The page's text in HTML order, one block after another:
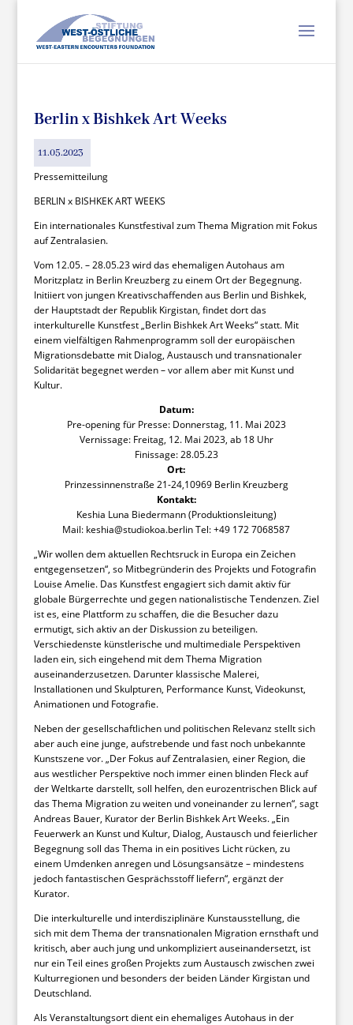
Berlin x Bishkek Art Weeks
11.05.2023
Pressemitteilung
BERLIN x BISHKEK ART WEEKS
Ein internationales Kunstfestival zum Thema Migration mit Fokus
auf Zentralasien.
Vom 12.05. – 28.05.23 wird das ehemaligen Autohaus am
Moritzplatz in Berlin Kreuzberg zu einem Ort der Begegnung.
Initiiert von jungen Kreativschaffenden aus Berlin und Bishkek,
der Hauptstadt der Republik Kirgistan, findet dort das
interkulturelle Kunstfest „Berlin Bishkek Art Weeks“ statt. Mit
einem vielfältigen Rahmenprogramm soll der europäischen
Migrationsdebatte mit Dialog, Austausch und transnationaler
Solidarität begegnet werden – vor allem aber mit Kunst und
Kultur.
Datum:
Pre-opening für Presse: Donnerstag, 11. Mai 2023
Vernissage: Freitag, 12. Mai 2023, ab 18 Uhr
Finissage: 28.05.23
Ort:
Prinzessinnenstraße 21-24,10969 Berlin Kreuzberg
Kontakt:
Keshia Luna Biedermann (Produktionsleitung)
Mail: keshia@studiokoa.berlin Tel: +49 172 7068587
„Wir wollen dem aktuellen Rechtsruck in Europa ein Zeichen
entgegensetzen“, so Mitbegründerin des Projekts und Fotografin
Louise Amelie. Das Kunstfest engagiert sich damit aktiv für
globale Bürgerrechte und gegen nationalistische Tendenzen. Ziel
ist es, eine Plattform zu schaffen, die die Besucher dazu
ermutigt, sich aktiv an der Diskussion zu beteiligen.
Verschiedenste künstlerische und multimediale Perspektiven
laden ein, sich eingehend mit dem Thema Migration
auseinanderzusetzen. Darunter klassische Malerei,
Installationen und Skulpturen, Performance Kunst, Videokunst,
Animationen und Fotografie.
Neben der gesellschaftlichen und politischen Relevanz stellt sich
aber auch eine junge, aufstrebende und fast noch unbekannte
Kunstszene vor. „Der Fokus auf Zentralasien, einer Region, die
aus westlicher Perspektive noch immer einen blinden Fleck auf
der Weltkarte darstellt, soll helfen, den eurozentrischen Blick auf
das Thema Migration zu weiten und voneinander zu lernen“, sagt
Andreas Bauer, Kurator der Berlin Bishkek Art Weeks. „Ein
Feuerwerk an Kunst und Kultur, Dialog, Austausch und feierlicher
Begegnung soll das Thema in ein positives Licht rücken, zu
einem Umdenken anregen und Lösungsansätze – mindestens
jedoch fantastischen Gesprächsstoff liefern“, ergänzt der
Kurator.
Die interkulturelle und interdisziplinäre Kunstausstellung, die
sich mit dem Thema der transnationalen Migration ernsthaft und
kritisch, aber auch jung und unkompliziert auseinandersetzt, ist
nur ein Teil eines großen Projekts zum Austausch zwischen zwei
Kulturregionen und besonders der beiden Länder Kirgistan und
Deutschland.
Als Veranstaltungsort dient ein ehemaliges Autohaus in der